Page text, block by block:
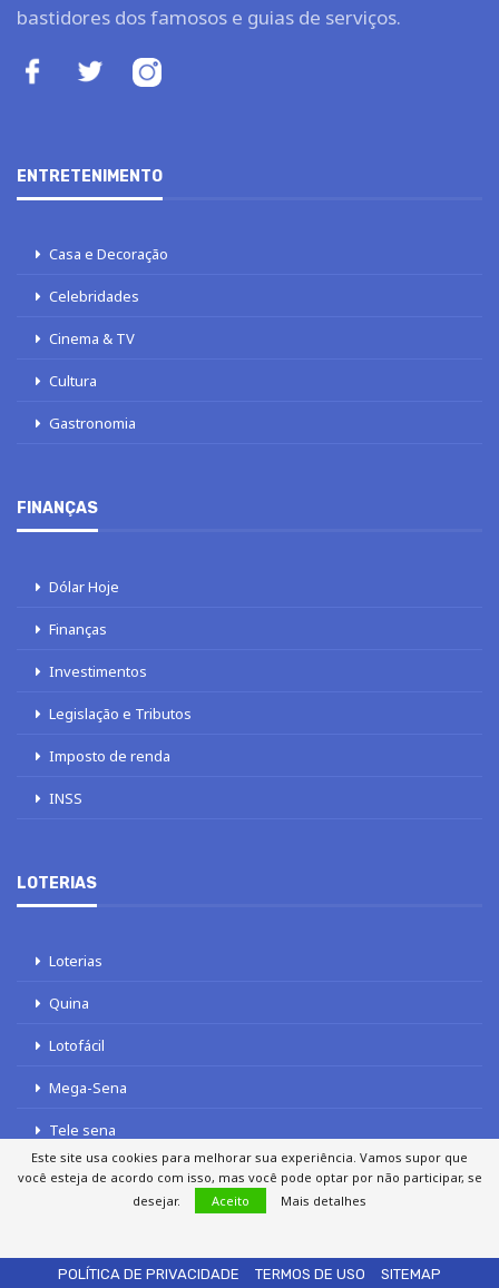
bastidores dos famosos e guias de serviços.
ENTRETENIMENTO
Casa e Decoração
Celebridades
Cinema & TV
Cultura
Gastronomia
FINANÇAS
Dólar Hoje
Finanças
Investimentos
Legislação e Tributos
Imposto de renda
INSS
LOTERIAS
Loterias
Quina
Lotofácil
Mega-Sena
Tele sena
POLÍTICA DE PRIVACIDADE
TERMOS DE USO SITEMAP
Este site usa cookies para melhorar sua experiência. Vamos supor que
você esteja de acordo com isso, mas você pode optar por não participar, se
desejar.
Aceito Mais detalhes